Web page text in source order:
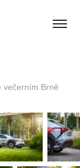
večerním Brně